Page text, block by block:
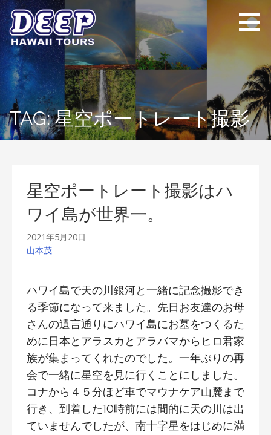
Skip
to
content
ディープ ハワイ
ツアーズ
ハワイ島のプライベー
トツアー
TAG: 星空ポートレート撮影
星空ポートレート撮影はハ
ワイ島が世界一。
2021年5月20日
山本茂
ハワイ島で天の川銀河と一緒に記念撮影でき
る季節になって来ました。先日お友達のお母
さんの遺言通りにハワイ島にお墓をつくるた
めに日本とアラスカとアラバマからヒロ君家
族が集まってくれたのでした。一年ぶりの再
会で一緒に星空を見に行くことにしました。
コナから４５分ほど車でマウナケア山麓まで
行き、到着した10時前には間的に天の川は出
ていませんでしたが、南十字星をはじめに満